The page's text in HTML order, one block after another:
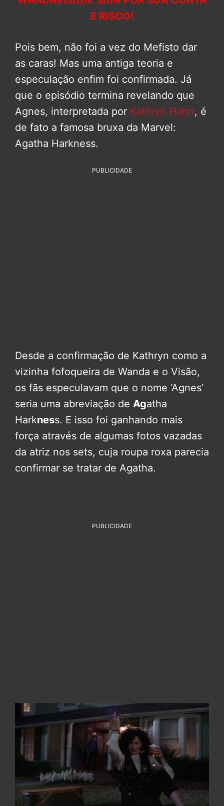
E RISCO!
Pois bem, não foi a vez do Mefisto dar
as caras! Mas uma antiga teoria e
especulação enfim foi confirmada. Já
que o episódio termina revelando que
Agnes, interpretada por Kathryn Hahn, é
de fato a famosa bruxa da Marvel:
Agatha Harkness.
PUBLICIDADE
Desde a confirmação de Kathryn como a
vizinha fofoqueira de Wanda e o Visão,
os fãs especulavam que o nome ‘Agnes’
seria uma abreviação de Agatha
Harkness. E isso foi ganhando mais
força através de algumas fotos vazadas
da atriz nos sets, cuja roupa roxa parecia
confirmar se tratar de Agatha.
PUBLICIDADE